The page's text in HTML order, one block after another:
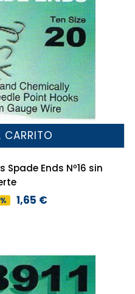
CARRITO
Spade Ends Nº16 sin
1,65 €